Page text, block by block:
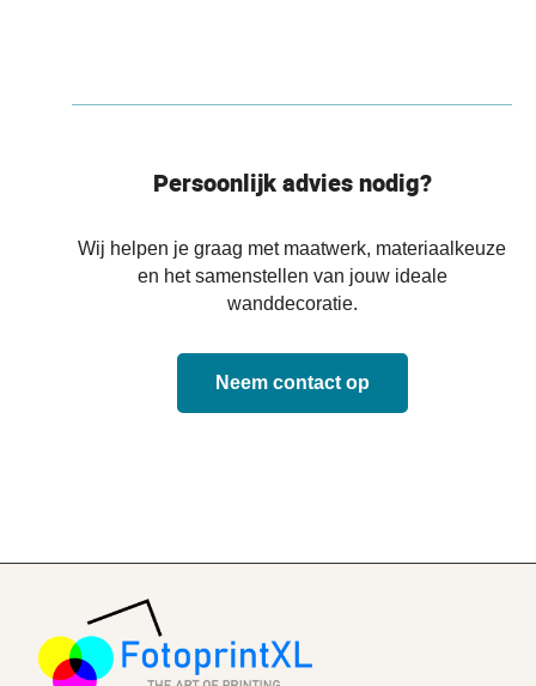
Persoonlijk advies nodig?
Wij helpen je graag met maatwerk, materiaalkeuze
en het samenstellen van jouw ideale
wanddecoratie.
Neem contact op